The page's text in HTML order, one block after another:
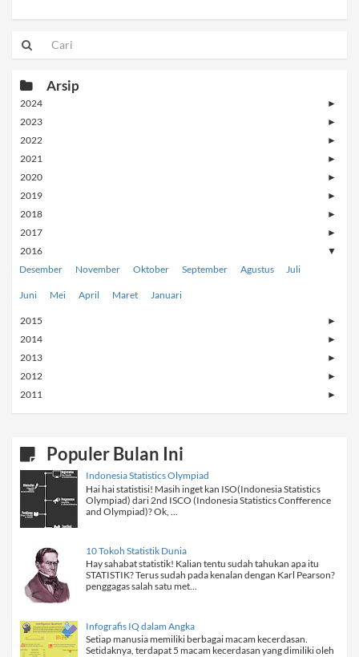
Arsip
2024 ►
2023 ►
2022 ►
2021 ►
2020 ►
2019 ►
2018 ►
2017 ►
2016 ▼
Desember November Oktober September Agustus Juli
Juni Mei April Maret Januari
2015 ►
2014 ►
2013 ►
2012 ►
2011 ►
Populer Bulan Ini
Indonesia Statistics Olympiad
Hai hai statistisi! Masih inget kan ISO(Indonesia Statistics
Olympiad) dari 2nd ISCO (Indonesia Statistics Confference
and Olympiad)? Ok, ...
10 Tokoh Statistik Dunia
Hay sahabat statistik! Kalian tentu sudah tahukan apa itu
STATISTIK? Terus sudah pada kenalan dengan Karl Pearson?
penggagas salah satu met...
Infografis IQ dalam Angka
Setiap manusia memiliki berbagai macam kecerdasan.
Setidaknya, terdapat 5 macam kecerdasan yang dimiliki oleh